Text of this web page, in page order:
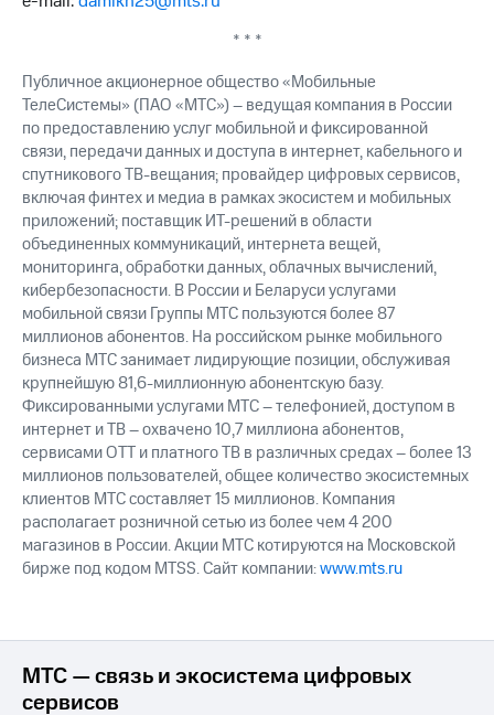
Другое
Реквизиты
Контакты
деловая этика
На главную
* * *
Публичное акционерное общество «Мобильные
ТелеСистемы» (ПАО «МТС») – ведущая компания в России
по предоставлению услуг мобильной и фиксированной
связи, передачи данных и доступа в интернет, кабельного и
спутникового ТВ-вещания; провайдер цифровых сервисов,
включая финтех и медиа в рамках экосистем и мобильных
приложений; поставщик ИТ-решений в области
объединенных коммуникаций, интернета вещей,
мониторинга, обработки данных, облачных вычислений,
кибербезопасности. В России и Беларуси услугами
мобильной связи Группы МТС пользуются более 87
миллионов абонентов. На российском рынке мобильного
бизнеса МТС занимает лидирующие позиции, обслуживая
крупнейшую 81,6-миллионную абонентскую базу.
Фиксированными услугами МТС – телефонией, доступом в
интернет и ТВ – охвачено 10,7 миллиона абонентов,
сервисами OTT и платного ТВ в различных средах – более 13
миллионов пользователей, общее количество экосистемных
клиентов МТС составляет 15 миллионов. Компания
располагает розничной сетью из более чем 4 200
магазинов в России. Акции МТС котируются на Московской
бирже под кодом MTSS. Сайт компании:www.mts.ru
МТС — связь и экосистема цифровых
сервисов